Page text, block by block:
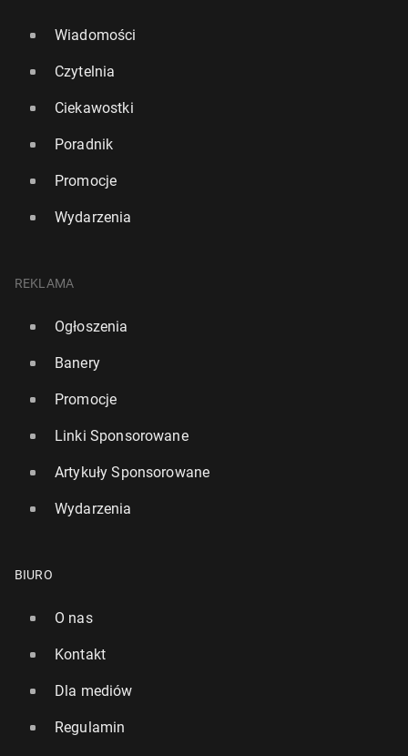
Wiadomości
Czytelnia
Ciekawostki
Poradnik
Promocje
Wydarzenia
REKLAMA
Ogłoszenia
Banery
Promocje
Linki Sponsorowane
Artykuły Sponsorowane
Wydarzenia
BIURO
O nas
Kontakt
Dla mediów
Regulamin